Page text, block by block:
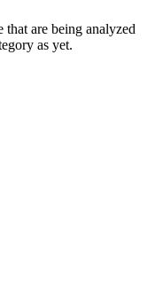
that are being analyzed
as yet.